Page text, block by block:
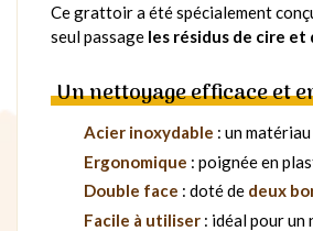
Ce grattoir a été spécialement
seul passage les résidus de cire et
Un nettoyage efficace et
Acier inoxydable : un
Ergonomique : poignée en
Double face : doté de deux
Facile à utiliser : idéal pour